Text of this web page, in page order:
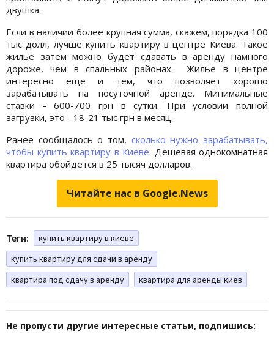
двушка.
Если в наличии более крупная сумма, скажем, порядка 100
тыс долл, лучше купить квартиру в центре Киева. Такое
жилье затем можно будет сдавать в аренду намного
дороже, чем в спальных районах. Жилье в центре
интересно еще и тем, что позволяет хорошо
зарабатывать на посуточной аренде. Минимальные
ставки - 600-700 грн в сутки. При условии полной
загрузки, это - 18-21 тыс грн в месяц.
Ранее сообщалось о том, сколько нужно зарабатывать,
чтобы купить квартиру в Киеве. Дешевая однокомнатная
квартира обойдется в 25 тысяч долларов.
Читайте нас в Google.News
Теги:
купить квартиру в киеве
купить квартиру для сдачи в аренду
квартира под сдачу в аренду
квартира для аренды киев
Не пропусти другие интересные статьи, подпишись: